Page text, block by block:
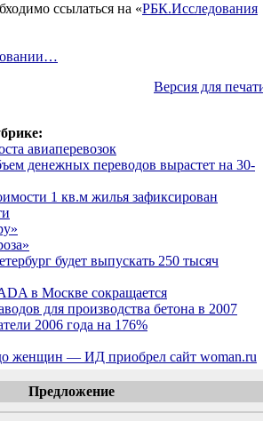
ссылаться на «РБК.Исследования
Версия для
авиаперевозок
денежных переводов вырастет на 30-
1 кв.м жилья зафиксирован
будет выпускать 250 тысяч
в Москве сокращается
для производства бетона в 2007
2006 года на 176%
женщин — ИД приобрел сайт woman.ru
Предложение